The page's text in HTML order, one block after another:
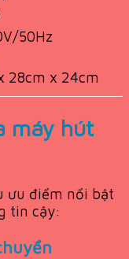
50Hz
28cm x 24cm
máy hút
ưu điểm nổi bật
tin cậy: